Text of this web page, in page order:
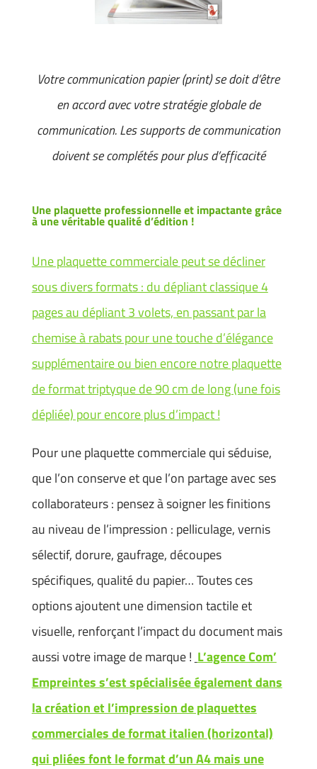
Votre communication papier (print) se doit d’être
en accord avec votre stratégie globale de
communication. Les supports de communication
doivent se complétés pour plus d’efficacité
Une plaquette professionnelle et impactante grâce
à une véritable qualité d’édition !
Une plaquette commerciale peut se décliner
sous divers formats : du dépliant classique 4
pages au dépliant 3 volets, en passant par la
chemise à rabats pour une touche d’élégance
supplémentaire ou bien encore notre plaquette
de format triptyque de 90 cm de long (une fois
dépliée) pour encore plus d’impact !
Pour une plaquette commerciale qui séduise,
que l’on conserve et que l’on partage avec ses
collaborateurs : pensez à soigner les finitions
au niveau de l’impression : pelliculage, vernis
sélectif, dorure, gaufrage, découpes
spécifiques, qualité du papier… Toutes ces
options ajoutent une dimension tactile et
visuelle, renforçant l’impact du document mais
aussi votre image de marque ! L’agence Com’
Empreintes s’est spécialisée également dans
la création et l’impression de plaquettes
commerciales de format italien (horizontal)
qui pliées font le format d’un A4 mais une